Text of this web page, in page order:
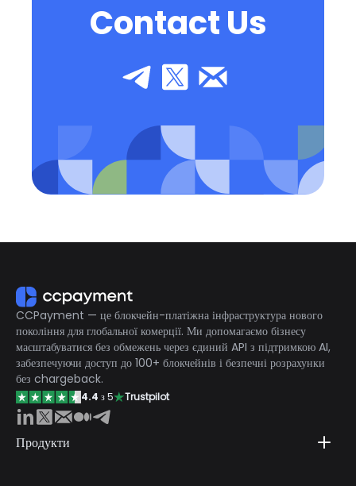
Contact Us
CCPayment — це блокчейн-платіжна інфраструктура нового
покоління для глобальної комерції. Ми допомагаємо бізнесу
масштабуватися без обмежень через єдиний API з підтримкою AI,
забезпечуючи доступ до 100+ блокчейнів і безпечні розрахунки
без chargeback.
4.4 з 5 Trustpilot
Продукти